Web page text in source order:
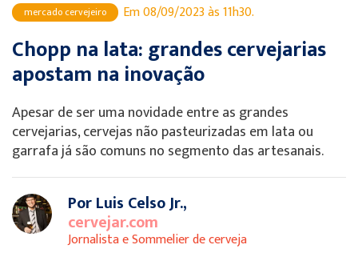
mercado cervejeiro Em 08/09/2023 às 11h30.
Chopp na lata: grandes cervejarias
apostam na inovação
Apesar de ser uma novidade entre as grandes
cervejarias, cervejas não pasteurizadas em lata ou
garrafa já são comuns no segmento das artesanais.
Por Luis Celso Jr.,
cervejar.com
Jornalista e Sommelier de cerveja